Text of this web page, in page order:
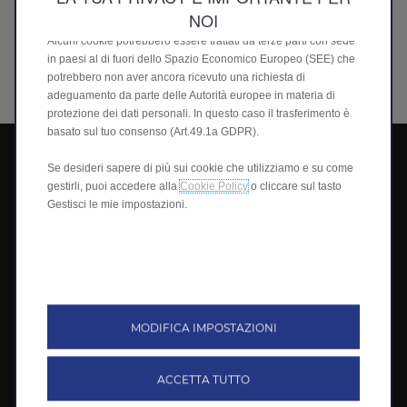
Informazioni Legali
NOI
migliorano la tua esperienza. Il sito può anche utilizzare cookie
di terze parti per inviarti messaggi promozionali personalizzati.
Alcuni cookie potrebbero essere trattati da terze parti con sede
in paesi al di fuori dello Spazio Economico Europeo (SEE) che
potrebbero non aver ancora ricevuto una richiesta di
adeguamento da parte delle Autorità europee in materia di
protezione dei dati personali. In questo caso il trasferimento è
basato sul tuo consenso (Art.49.1a GDPR).
Se desideri sapere di più sui cookie che utilizziamo e su come
gestirli, puoi accedere allaCookie Policyo cliccare sul tasto
Gestisci le mie impostazioni.
MODIFICA IMPOSTAZIONI
ACCETTA TUTTO